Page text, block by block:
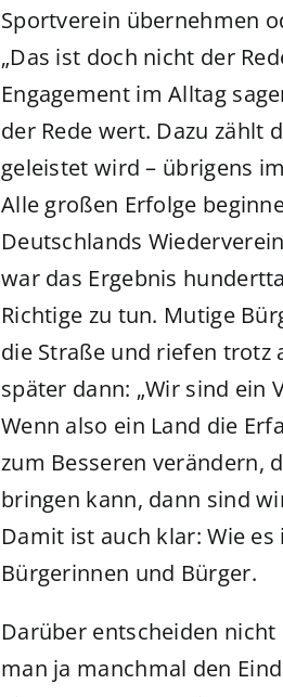
Sportverein übernehmen
„Das ist doch nicht der
Engagement im Alltag
der Rede wert. Dazu zählt
geleistet wird – übrigens
Alle großen Erfolge
Deutschlands
war das Ergebnis
Richtige zu tun. Mutige
die Straße und riefen trotz
später dann: „Wir sind ein
Wenn also ein Land die
zum Besseren verändern,
bringen kann, dann sind
Damit ist auch klar: Wie
Bürgerinnen und Bürger.
Darüber entscheiden
man ja manchmal den